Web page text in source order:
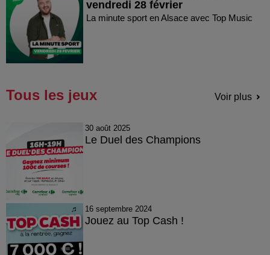
vendredi 28 février
La minute sport en Alsace avec Top Music
Tous les jeux Voir plus
30 août 2025
Le Duel des Champions
16 septembre 2024
Jouez au Top Cash !